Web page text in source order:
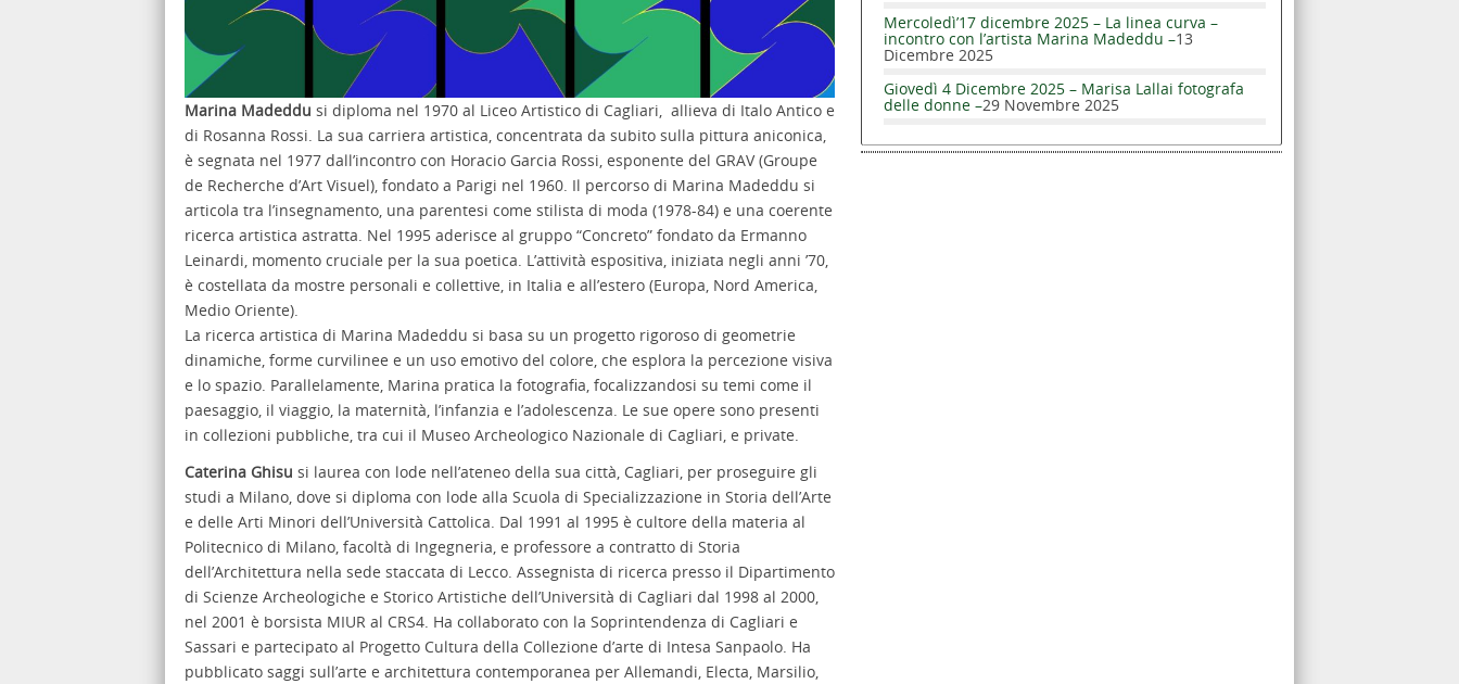
Marina Madeddu si diploma nel 1970 al Liceo Artistico di Cagliari, allieva di Italo Antico e
di Rosanna Rossi. La sua carriera artistica, concentrata da subito sulla pittura aniconica,
è segnata nel 1977 dall’incontro con Horacio Garcia Rossi, esponente del GRAV (Groupe
de Recherche d’Art Visuel), fondato a Parigi nel 1960. Il percorso di Marina Madeddu si
articola tra l’insegnamento, una parentesi come stilista di moda (1978-84) e una coerente
ricerca artistica astratta. Nel 1995 aderisce al gruppo “Concreto” fondato da Ermanno
Leinardi, momento cruciale per la sua poetica. L’attività espositiva, iniziata negli anni ’70,
è costellata da mostre personali e collettive, in Italia e all’estero (Europa, Nord America,
Medio Oriente).
La ricerca artistica di Marina Madeddu si basa su un progetto rigoroso di geometrie
dinamiche, forme curvilinee e un uso emotivo del colore, che esplora la percezione visiva
e lo spazio. Parallelamente, Marina pratica la fotografia, focalizzandosi su temi come il
paesaggio, il viaggio, la maternità, l’infanzia e l’adolescenza. Le sue opere sono presenti
in collezioni pubbliche, tra cui il Museo Archeologico Nazionale di Cagliari, e private.
Caterina Ghisu si laurea con lode nell’ateneo della sua città, Cagliari, per proseguire gli
studi a Milano, dove si diploma con lode alla Scuola di Specializzazione in Storia dell’Arte
e delle Arti Minori dell’Università Cattolica. Dal 1991 al 1995 è cultore della materia al
Politecnico di Milano, facoltà di Ingegneria, e professore a contratto di Storia
dell’Architettura nella sede staccata di Lecco. Assegnista di ricerca presso il Dipartimento
di Scienze Archeologiche e Storico Artistiche dell’Università di Cagliari dal 1998 al 2000,
nel 2001 è borsista MIUR al CRS4. Ha collaborato con la Soprintendenza di Cagliari e
Sassari e partecipato al Progetto Cultura della Collezione d’arte di Intesa Sanpaolo. Ha
pubblicato saggi sull’arte e architettura contemporanea per Allemandi, Electa, Marsilio,
Mercoledì’17 dicembre 2025 – La linea curva –
incontro con l’artista Marina Madeddu –13
Dicembre 2025
Giovedì 4 Dicembre 2025 – Marisa Lallai fotografa
delle donne –29 Novembre 2025